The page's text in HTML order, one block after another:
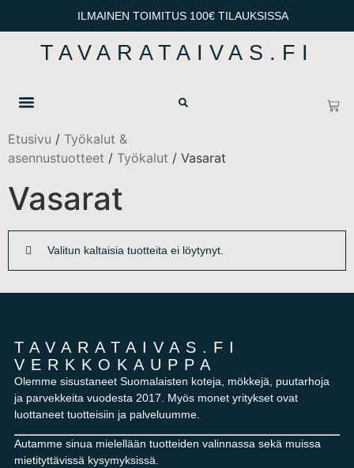
ILMAINEN TOIMITUS 100€ TILAUKSISSA
TAVARATAIVAS.FI
Etusivu / Työkalut &
asennustuotteet / Työkalut / Vasarat
Vasarat
Valitun kaltaisia tuotteita ei löytynyt.
TAVARATAIVAS.FI
VERKKOKAUPPA
Olemme sisustaneet Suomalaisten koteja, mökkejä, puutarhoja
ja parvekkeita vuodesta 2017. Myös monet yritykset ovat
luottaneet tuotteisiin ja palveluumme.
Autamme sinua mielellään tuotteiden valinnassa sekä muissa
mietityttävissä kysymyksissä.